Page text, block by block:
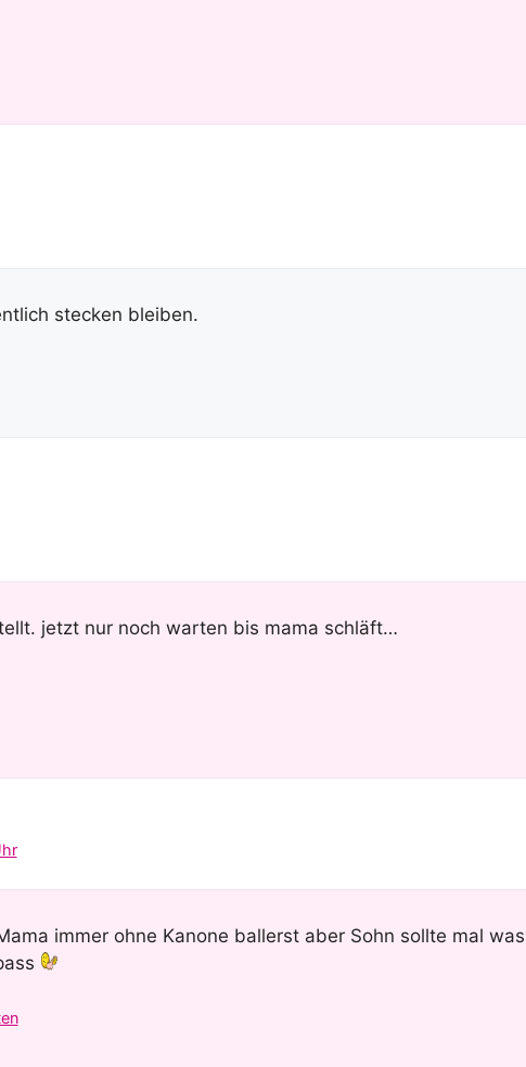
stecken bleiben.
jetzt nur noch warten bis mama schläft…
immer ohne Kanone ballerst aber Sohn sollte mal was